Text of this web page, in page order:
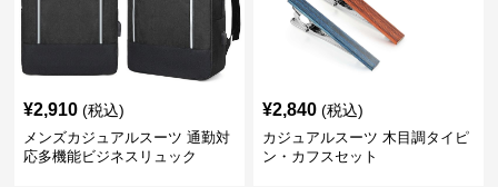
¥2,910 (税込)
メンズカジュアルスーツ 通勤対
応多機能ビジネスリュック
¥2,840 (税込)
カジュアルスーツ 木目調タイピ
ン・カフスセット